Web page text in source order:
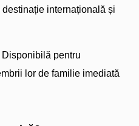
internațională și
pentru
lor de familie imediată